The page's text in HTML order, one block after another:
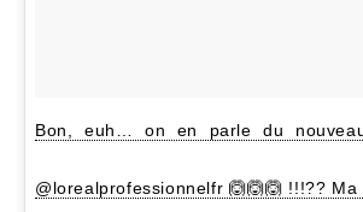
Bon, euh… on en parle du
@lorealprofessionnelfr 🙆🙆🙆 !!!??